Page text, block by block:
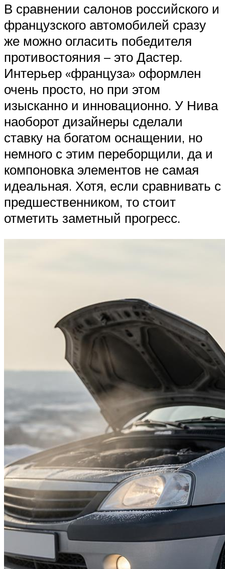
В сравнении салонов российского и
французского автомобилей сразу
же можно огласить победителя
противостояния – это Дастер.
Интерьер «француза» оформлен
очень просто, но при этом
изысканно и инновационно. У Нива
наоборот дизайнеры сделали
ставку на богатом оснащении, но
немного с этим переборщили, да и
компоновка элементов не самая
идеальная. Хотя, если сравнивать с
предшественником, то стоит
отметить заметный прогресс.